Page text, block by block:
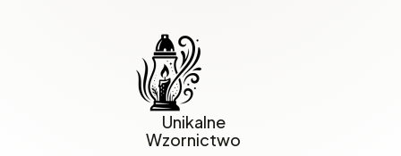
Unikalne
Wzornictwo